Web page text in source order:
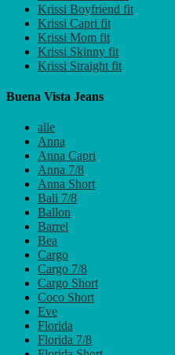
Krissi Boyfriend fit
Krissi Capri fit
Krissi Mom fit
Krissi Skinny fit
Krissi Straight fit
Buena Vista Jeans
alle
Anna
Anna Capri
Anna 7/8
Anna Short
Bali 7/8
Ballon
Barrel
Bea
Cargo
Cargo 7/8
Cargo Short
Coco Short
Eve
Florida
Florida 7/8